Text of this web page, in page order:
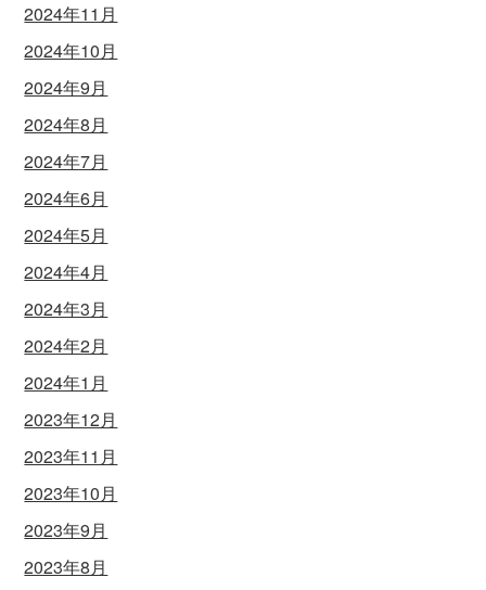
2024年11月
2024年10月
2024年9月
2024年8月
2024年7月
2024年6月
2024年5月
2024年4月
2024年3月
2024年2月
2024年1月
2023年12月
2023年11月
2023年10月
2023年9月
2023年8月